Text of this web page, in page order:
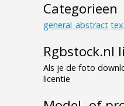
Categorieen
general_abstract
Rgbstock.nl
Als je de foto
licentie